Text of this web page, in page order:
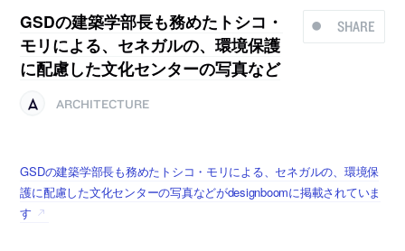
SHARE
GSDの建築学部長も務めたトシコ・
モリによる、セネガルの、環境保護
に配慮した文化センターの写真など
ARCHITECTURE
GSDの建築学部長も務めたトシコ・モリによる、セネガルの、環境保
護に配慮した文化センターの写真などがdesignboomに掲載されていま
す